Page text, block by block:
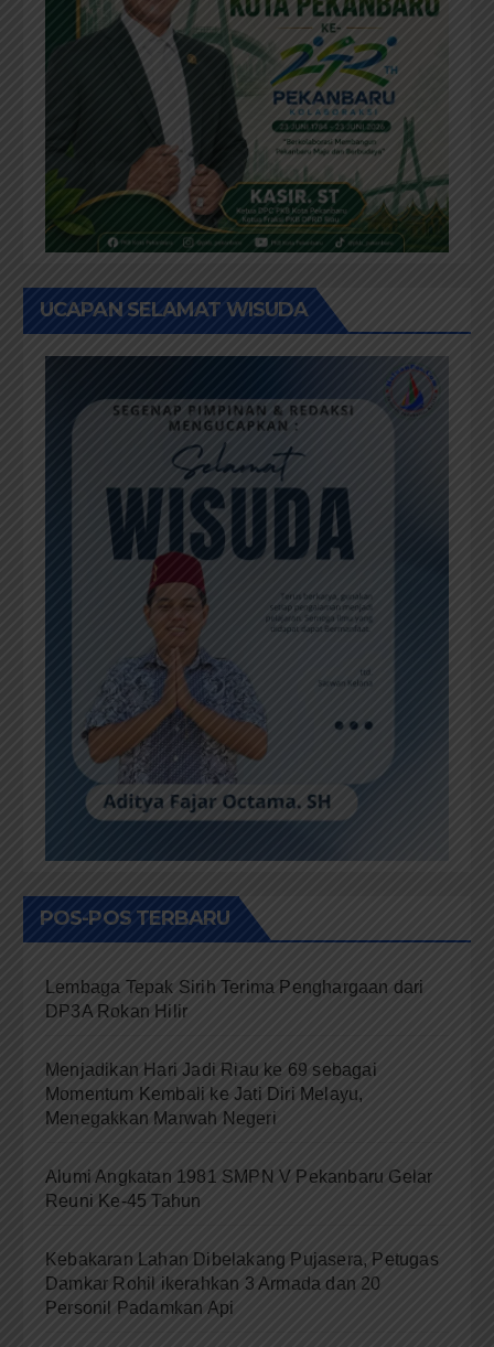
UCAPAN SELAMAT WISUDA
POS-POS TERBARU
Lembaga Tepak Sirih Terima Penghargaan dari
DP3A Rokan Hilir
Menjadikan Hari Jadi Riau ke 69 sebagai
Momentum Kembali ke Jati Diri Melayu,
Menegakkan Marwah Negeri
Alumi Angkatan 1981 SMPN V Pekanbaru Gelar
Reuni Ke-45 Tahun
Kebakaran Lahan Dibelakang Pujasera, Petugas
Damkar Rohil ikerahkan 3 Armada dan 20
Personil Padamkan Api